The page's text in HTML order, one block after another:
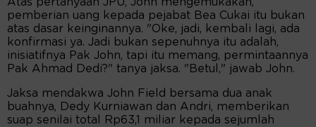
pemberian uang kepada pejabat Bea Cukai itu bukan
atas dasar keinginannya. "Oke, jadi, kembali lagi, ada
konfirmasi ya. Jadi bukan sepenuhnya itu adalah,
inisiatifnya Pak John, tapi itu memang, permintaannya
Pak Ahmad Dedi?" tanya jaksa. "Betul," jawab John.
Jaksa mendakwa John Field bersama dua anak
buahnya, Dedy Kurniawan dan Andri, memberikan
suap senilai total Rp63,1 miliar kepada sejumlah